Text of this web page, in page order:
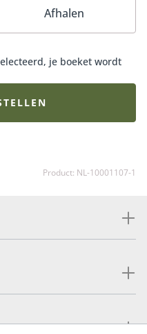
één van onze
een hart onder de
vaas of ga
of heerlijke chocolade.
je boeket wordt
Afhalen
Product: NL-10001107-1